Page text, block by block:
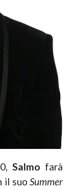
Salmo farà
il suoSummer